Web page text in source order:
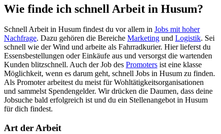
Wie finde ich schnell Arbeit in Husum?
Schnell Arbeit in Husum findest du vor allem in Jobs mit hoher
Nachfrage. Dazu gehören die Bereiche Marketing und Logistik. Sei
schnell wie der Wind und arbeite als Fahrradkurier. Hier lieferst du
Essensbestellungen oder Einkäufe aus und versorgst die wartenden
Kunden blitzschnell. Auch der Job des Promoters ist eine klasse
Möglichkeit, wenn es darum geht, schnell Jobs in Husum zu finden.
Als Promoter arbeitest du meist für Wohltätigkeitsorganisationen
und sammelst Spendengelder. Wir drücken die Daumen, dass deine
Jobsuche bald erfolgreich ist und du ein Stellenangebot in Husum
für dich findest.
Art der Arbeit